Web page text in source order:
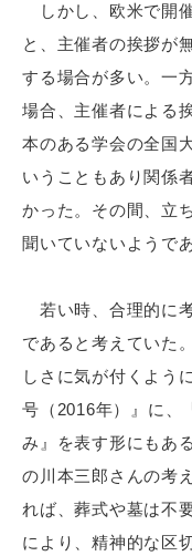
しかし、欧米で開
と、主催者の挨拶が
する場合が多い。一
場合、主催者による
本のある学会の全国
いうこともあり関係
かった。その間、立
聞いていないようで
若い時、合理的に
であると考えていた
しさに気が付くよう
号（2016年）』に、
み』を表す形にもあ
の川本三郎さんの考
れば、葬式や墓は不
により、精神的な区